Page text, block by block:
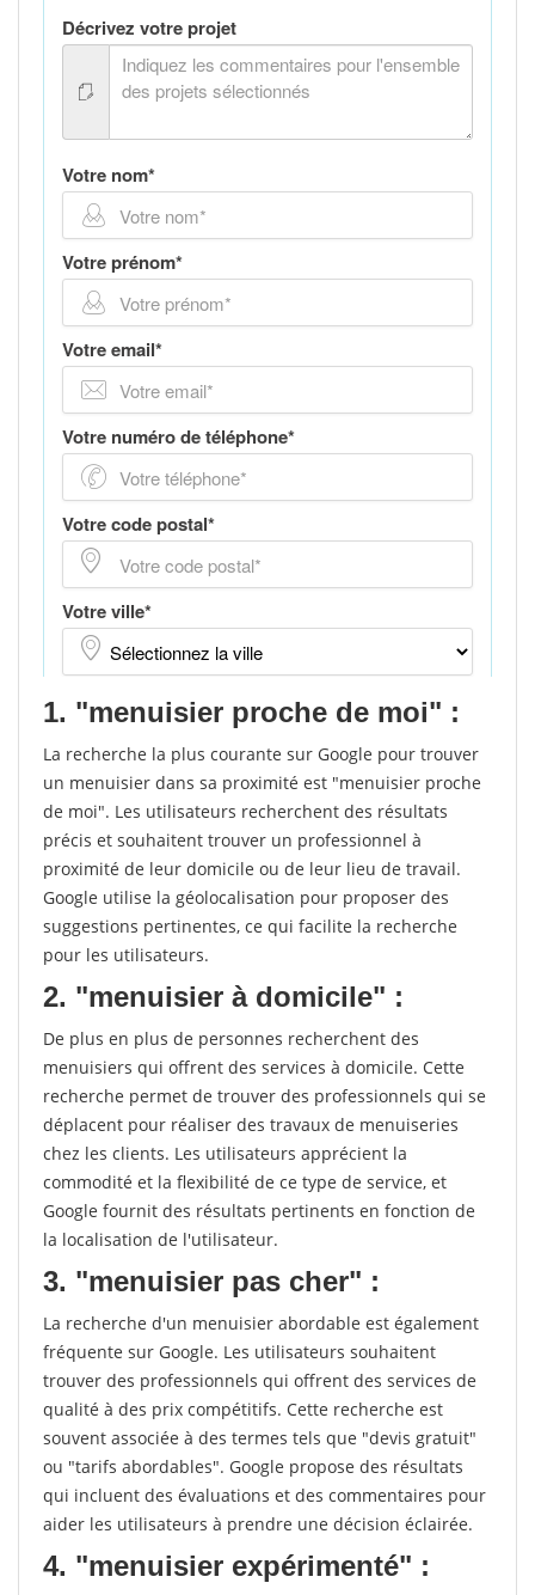
1. "menuisier proche de moi" :
La recherche la plus courante sur Google pour trouver
un menuisier dans sa proximité est "menuisier proche
de moi". Les utilisateurs recherchent des résultats
précis et souhaitent trouver un professionnel à
proximité de leur domicile ou de leur lieu de travail.
Google utilise la géolocalisation pour proposer des
suggestions pertinentes, ce qui facilite la recherche
pour les utilisateurs.
2. "menuisier à domicile" :
De plus en plus de personnes recherchent des
menuisiers qui offrent des services à domicile. Cette
recherche permet de trouver des professionnels qui se
déplacent pour réaliser des travaux de menuiseries
chez les clients. Les utilisateurs apprécient la
commodité et la flexibilité de ce type de service, et
Google fournit des résultats pertinents en fonction de
la localisation de l'utilisateur.
3. "menuisier pas cher" :
La recherche d'un menuisier abordable est également
fréquente sur Google. Les utilisateurs souhaitent
trouver des professionnels qui offrent des services de
qualité à des prix compétitifs. Cette recherche est
souvent associée à des termes tels que "devis gratuit"
ou "tarifs abordables". Google propose des résultats
qui incluent des évaluations et des commentaires pour
aider les utilisateurs à prendre une décision éclairée.
4. "menuisier expérimenté" :